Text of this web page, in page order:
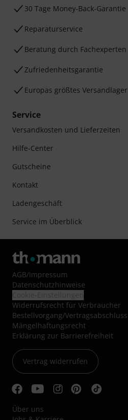
30 Tage Money-Back-Garantie
Reparaturservice
Beratung durch Fachexperten
Zufriedenheitsgarantie
Europas größtes Versandlager
Service
Versandkosten und Lieferzeiten
Hilfe-Center
Gutscheine
Kontakt
Ladengeschäft
Service im Überblick
AGB/Impressum
Datenschutzhinweise
Widerrufsrecht für Verbraucher
Bestellvorgang/Vertragsabschluss
Mängelhaftungsrecht
Erklärung zur Barrierefreiheit
Vertrag widerrufen
Über uns